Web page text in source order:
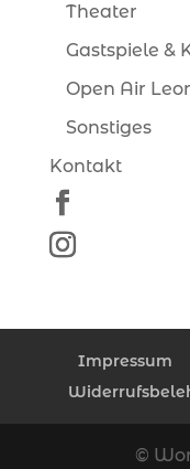
Theater
Gastspiele &
Open Air
Sonstiges
Kontakt
Impressum
©